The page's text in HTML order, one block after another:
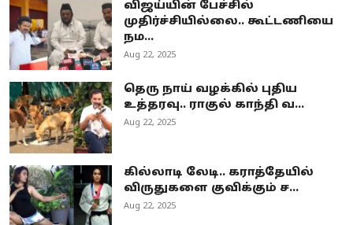
விஜய்யின் பேச்சில்
முதிர்ச்சியில்லை.. கூட்டணியை
நம...
Aug 22, 2025
தெரு நாய் வழக்கில் புதிய
உத்தரவு.. ராகுல் காந்தி வ...
Aug 22, 2025
கில்லாடி லேடி.. கராத்தேயில்
விருதுகளை குவிக்கும் ச...
Aug 22, 2025